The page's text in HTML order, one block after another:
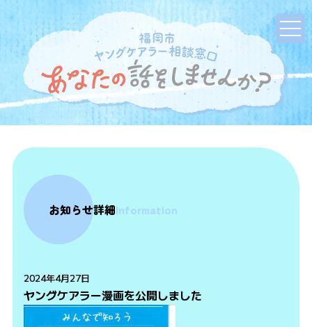
お知らせ詳細Information
2024年4月27日
ヤングケアラー漫画を公開しました